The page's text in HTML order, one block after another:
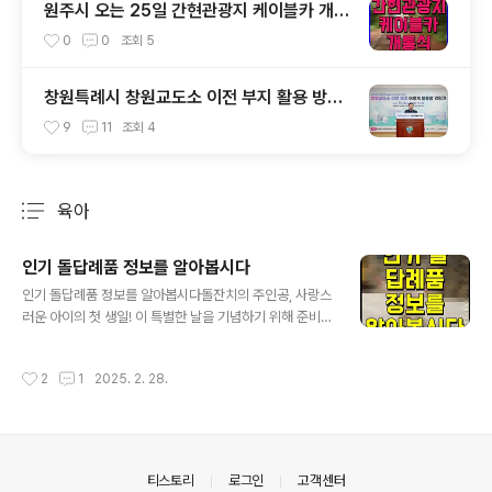
원주시 오는 25일 간현관광지 케이블카 개통
식 소금산 그랜드밸리 대단원
0 0 조회 5
창원특례시 창원교도소 이전 부지 활용 방안
모색
9 11 조회 4
육아
인기 돌답례품 정보를 알아봅시다
인기 돌답례품 정보를 알아봅시다돌잔치의 주인공, 사랑스
러운 아이의 첫 생일! 이 특별한 날을 기념하기 위해 준비해
사람들에게 기쁨을 줄 수 있을지 막막하기만 하죠.요즘 인
민을 덜어드릴게요.이 글을 통해 돌잔치를 준비하는 모든
2 1 2025. 2. 28.
티스토리 로그인 고객센터